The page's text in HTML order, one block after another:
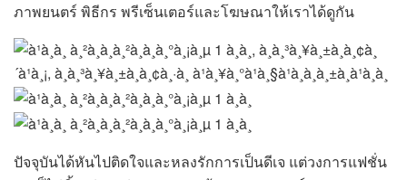
ภาพยนตร์ พิธีกร พรีเซ็นเตอร์และโฆษณาให้เราได้ดูกัน
ปัจจุบันได้หันไปติดใจและหลงรักการเป็นดีเจ แต่วงการแฟชั่น